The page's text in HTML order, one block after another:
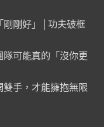
剛好」 | 功夫破框
可能真的「沒你更
手，才能擁抱無限